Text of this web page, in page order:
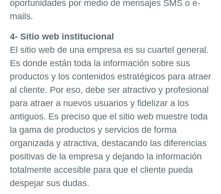
oportunidades por medio de mensajes SMS o e-
mails.
4- Sitio web institucional
El sitio web de una empresa es su cuartel general.
Es donde están toda la información sobre sus
productos y los contenidos estratégicos para atraer
al cliente. Por eso, debe ser atractivo y profesional
para atraer a nuevos usuarios y fidelizar a los
antiguos. Es preciso que el sitio web muestre toda
la gama de productos y servicios de forma
organizada y atractiva, destacando las diferencias
positivas de la empresa y dejando la información
totalmente accesible para que el cliente pueda
despejar sus dudas.